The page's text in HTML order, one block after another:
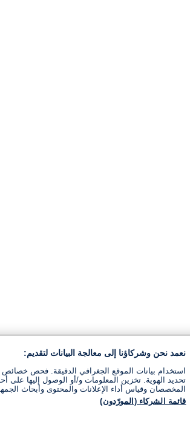
نعمد نحن وشركاؤنا إلى معالجة البيانات لتقديم:
استخدام بيانات الموقع الجغرافي الدقيقة. فحص
تحديد الهوية. تخزين المعلومات و/أو الوصول إليها على
المخصصان وقياس أداء الإعلانات والمحتوى وأبحاث
قائمة الشركاء (المورّدون)